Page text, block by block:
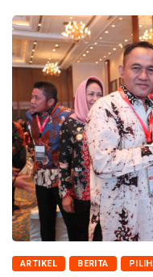
ARTIKEL BERITA